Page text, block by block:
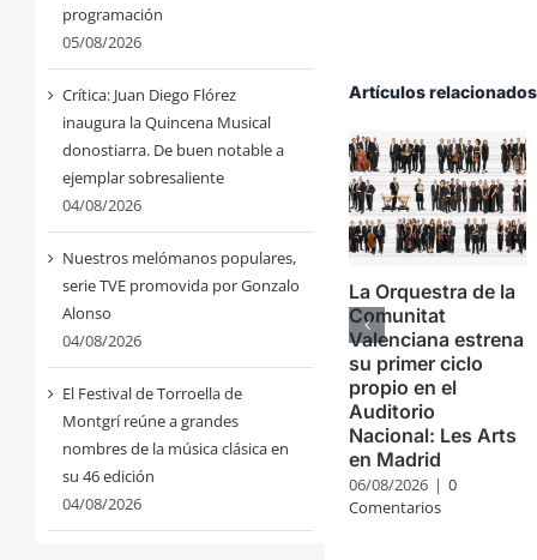
programación
05/08/2026
Crítica: Juan Diego Flórez
inaugura la Quincena Musical
donostiarra. De buen notable a
ejemplar sobresaliente
04/08/2026
Nuestros melómanos populares,
serie TVE promovida por Gonzalo
Alonso
04/08/2026
El Festival de Torroella de
Montgrí reúne a grandes
nombres de la música clásica en
su 46 edición
04/08/2026
Artículos relacionados
La Orquestra de la
Comunitat
Valenciana estrena
su primer ciclo
propio en el
Auditorio
Nacional: Les Arts
en Madrid
06/08/2026 | 0
Comentarios